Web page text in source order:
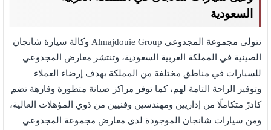
السعودية
تتولى مجموعة المجدوعي Almajdouie Group وكالة سيارة شانجان
الصينية في المملكة العربية السعودية، وتنتشر معارض المجدوعي
للسيارات في مناطق مختلفة من المملكة بهدف إرضاء العملاء
وتوفير الراحة التامة لهم، كما توفر مراكز صيانة متطورة وفارهة تضم
كادرً متكاملًا من إداريين ومهندسين وفنيين من ذوي المؤهلات العالية،
ومن سيارات شانجان الموجودة لدى معارض مجموعة المجدوعي